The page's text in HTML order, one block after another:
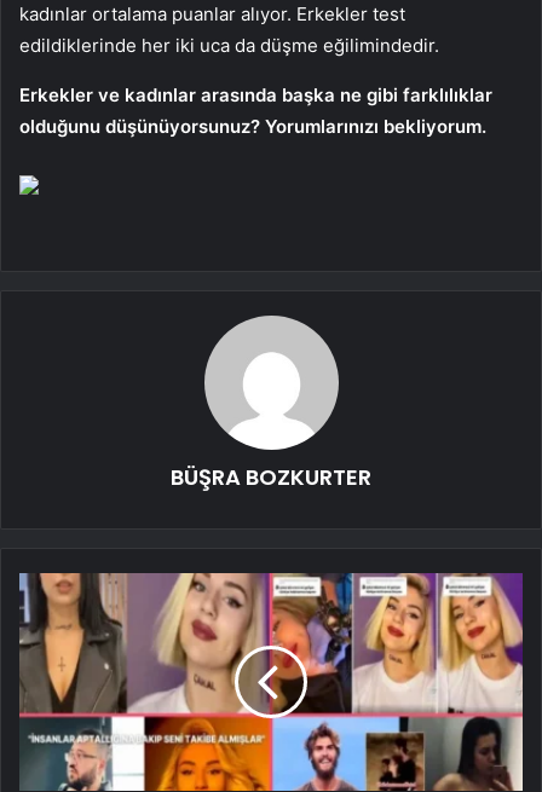
kadınlar ortalama puanlar alıyor. Erkekler test
edildiklerinde her iki uca da düşme eğilimindedir.
Erkekler ve kadınlar arasında başka ne gibi farklılıklar
olduğunu düşünüyorsunuz? Yorumlarınızı bekliyorum.
BÜŞRA BOZKURTER